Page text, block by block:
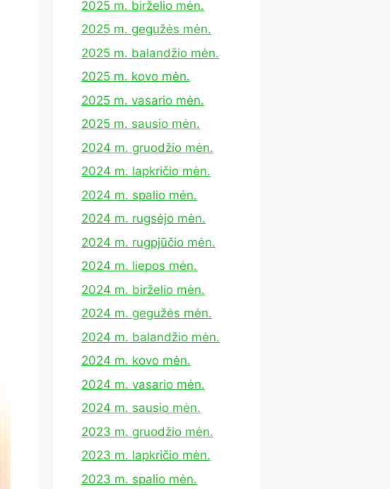
2025 m. birželio mėn.
2025 m. gegužės mėn.
2025 m. balandžio mėn.
2025 m. kovo mėn.
2025 m. vasario mėn.
2025 m. sausio mėn.
2024 m. gruodžio mėn.
2024 m. lapkričio mėn.
2024 m. spalio mėn.
2024 m. rugsėjo mėn.
2024 m. rugpjūčio mėn.
2024 m. liepos mėn.
2024 m. birželio mėn.
2024 m. gegužės mėn.
2024 m. balandžio mėn.
2024 m. kovo mėn.
2024 m. vasario mėn.
2024 m. sausio mėn.
2023 m. gruodžio mėn.
2023 m. lapkričio mėn.
2023 m. spalio mėn.